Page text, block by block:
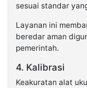
sesuai standar
Layanan ini
beredar aman
pemerintah.
4. Kalibrasi
Keakuratan alat